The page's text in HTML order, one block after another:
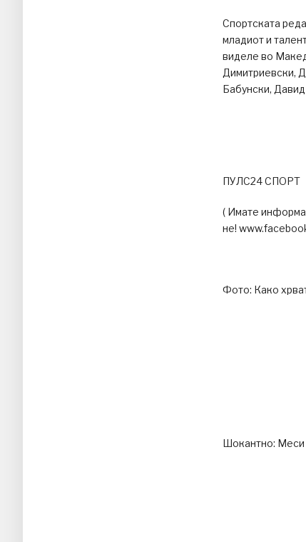
Спортската
младиот и
виделе во
Димитриевски,
Бабунски,
ПУЛС24 СПОРТ
( Имате
не!
Фото: Како
Шокантно: Меси